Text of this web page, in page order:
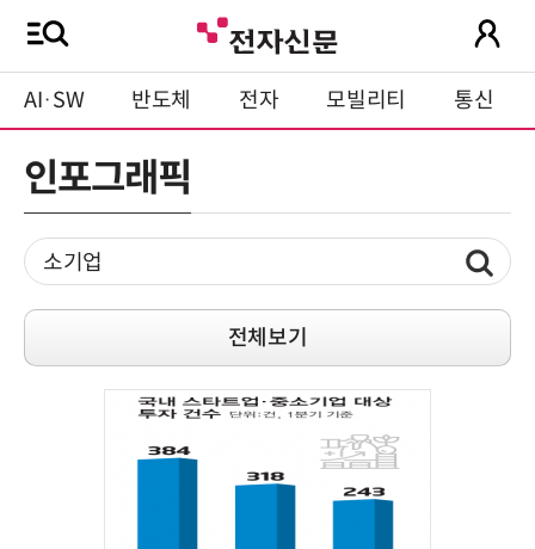
AI·SW 반도체 전자 모빌리티 통신
인포그래픽
전체보기